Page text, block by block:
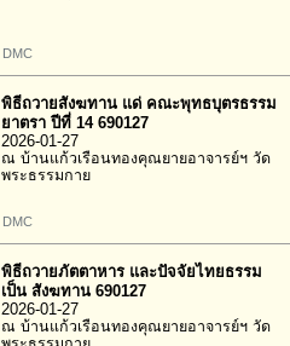
DMC
พิธีถวายสังฆทาน แด่ คณะพุทธบุตรธรรม
ยาตรา ปีที่ 14 690127
2026-01-27
ณ บ้านแก้วเรือนทองคุณยายอาจารย์ฯ วัด
พระธรรมกาย
DMC
พิธีถวายภัตตาหาร และปัจจัยไทยธรรม
เป็น สังฆทาน 690127
2026-01-27
ณ บ้านแก้วเรือนทองคุณยายอาจารย์ฯ วัด